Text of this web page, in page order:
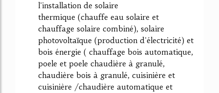
l'installation de solaire
thermique (chauffe eau solaire et
chauffage solaire combiné), solaire
photovoltaïque (production d'électricité) et
bois énergie ( chauffage bois automatique,
poele et poele chaudière à granulé,
chaudière bois à granulé, cuisinière et
cuisinière /chaudière automatique et